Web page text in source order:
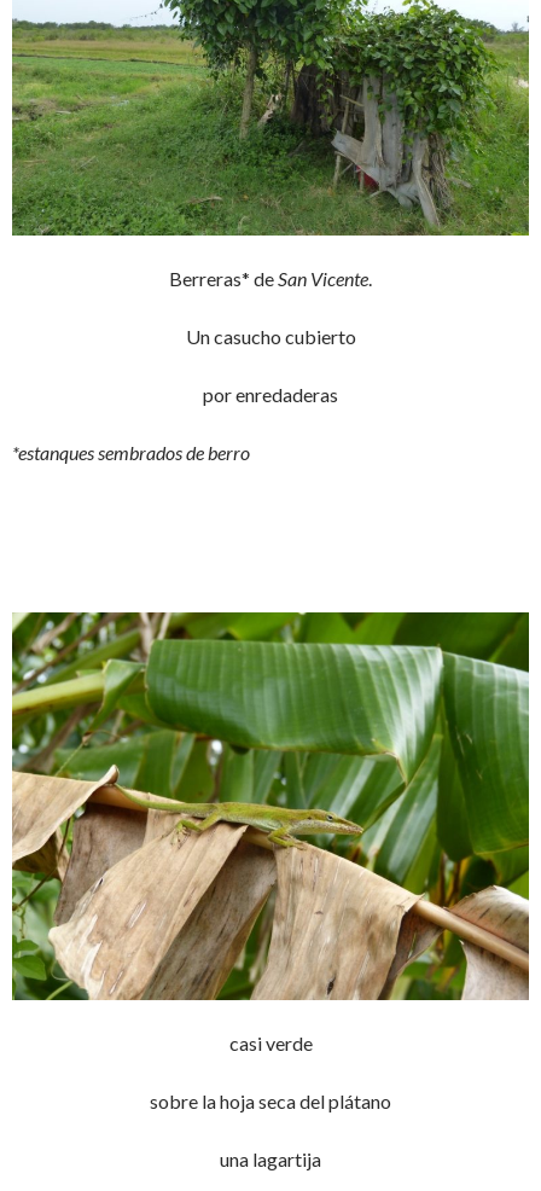
Berreras* deSan Vicente.
Un casucho cubierto
por enredaderas
*estanques sembrados de berro
casi verde
sobre la hoja seca del plátano
una lagartija